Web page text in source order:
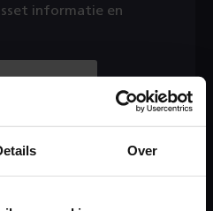
Over
informatie en